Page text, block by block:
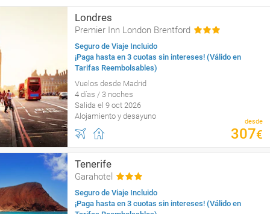
Londres
Premier Inn London Brentford
Seguro de Viaje Incluido
¡Paga hasta en 3 cuotas sin intereses! (Válido en
Tarifas Reembolsables)
Vuelos desde Madrid
4 días / 3 noches
Salida el 9 oct 2026
Alojamiento y desayuno
desde
307€
Tenerife
Garahotel
Seguro de Viaje Incluido
¡Paga hasta en 3 cuotas sin intereses! (Válido en